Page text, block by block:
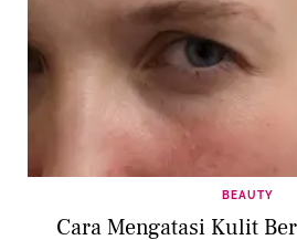
BEAUTY
Cara Mengatasi Kulit